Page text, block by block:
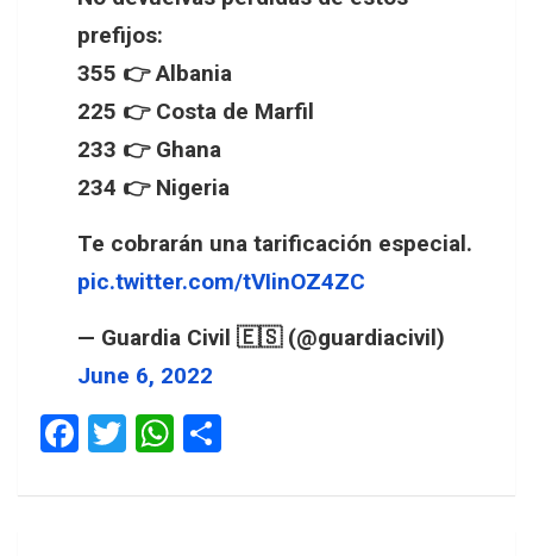
prefijos:
355 👉 Albania
225 👉 Costa de Marfil
233 👉 Ghana
234 👉 Nigeria
Te cobrarán una tarificación especial.
pic.twitter.com/tVIinOZ4ZC
— Guardia Civil 🇪🇸 (@guardiacivil)
June 6, 2022
F
ce
T
tt
W
at ar